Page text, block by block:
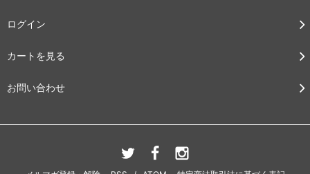
ログイン
カートを見る
お問い合わせ